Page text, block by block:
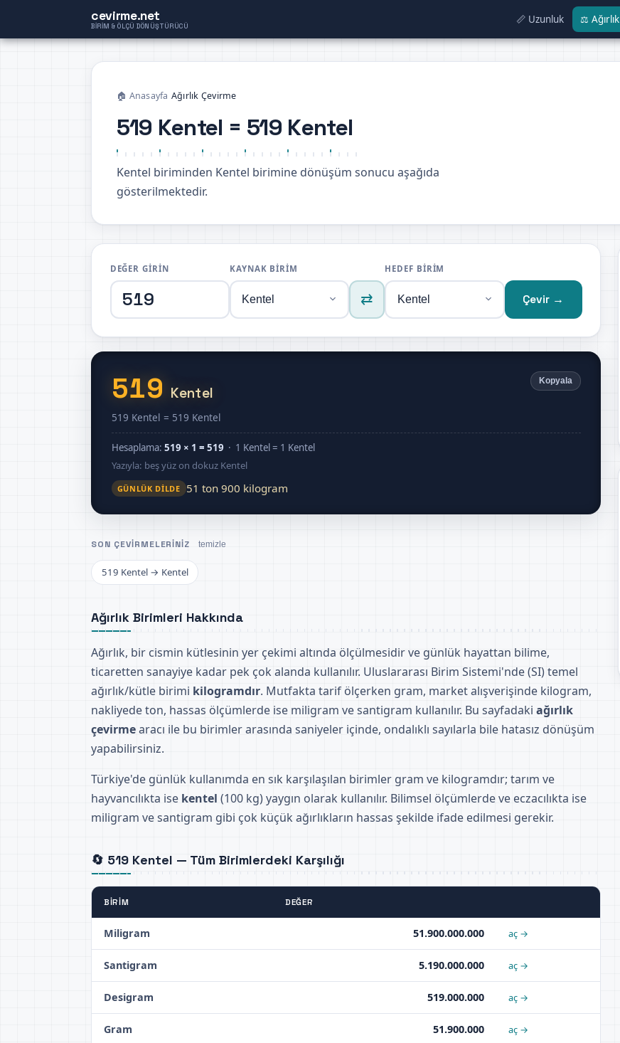
cevirme.net
BIRIM & ÖLÇÜ DÖNÜŞTÜRÜCÜ
📏 Uzunluk ⚖️ Ağırlık
🏠 Anasayfa Ağırlık Çevirme
519 Kentel = 519 Kentel
Kentel biriminden Kentel birimine dönüşüm sonucu aşağıda
gösterilmektedir.
DEĞER GIRIN KAYNAK BIRIM
⇄
HEDEF BIRIM
Çevir →
Kopyala
519 Kentel
519 Kentel = 519 Kentel
Hesaplama: 519 × 1 = 519 · 1 Kentel = 1 Kentel
Yazıyla: beş yüz on dokuz Kentel
GÜNLÜK DILDE 51 ton 900 kilogram
SON ÇEVIRMELERINIZ temizle
519 Kentel → Kentel
Ağırlık Birimleri Hakkında
Ağırlık, bir cismin kütlesinin yer çekimi altında ölçülmesidir ve günlük hayattan bilime,
ticaretten sanayiye kadar pek çok alanda kullanılır. Uluslararası Birim Sistemi'nde (SI) temel
ağırlık/kütle birimi kilogramdır. Mutfakta tarif ölçerken gram, market alışverişinde kilogram,
nakliyede ton, hassas ölçümlerde ise miligram ve santigram kullanılır. Bu sayfadaki ağırlık
çevirmearacı ile bu birimler arasında saniyeler içinde, ondalıklı sayılarla bile hatasız dönüşüm
yapabilirsiniz.
Türkiye'de günlük kullanımda en sık karşılaşılan birimler gram ve kilogramdır; tarım ve
hayvancılıkta ise kentel (100 kg) yaygın olarak kullanılır. Bilimsel ölçümlerde ve eczacılıkta ise
miligram ve santigram gibi çok küçük ağırlıkların hassas şekilde ifade edilmesi gerekir.
🔄 519 Kentel — Tüm Birimlerdeki Karşılığı
BIRIM DEĞER
Miligram 51.900.000.000 aç →
Santigram 5.190.000.000 aç →
Desigram 519.000.000 aç →
Gram 51.900.000 aç →